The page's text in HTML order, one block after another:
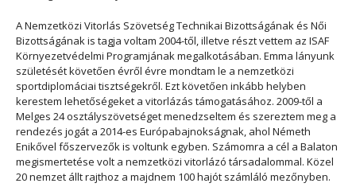
A Nemzetközi Vitorlás Szövetség Technikai Bizottságának és Női
Bizottságának is tagja voltam 2004-től, illetve részt vettem az ISAF
Környezetvédelmi Programjának megalkotásában. Emma lányunk
születését követően évről évre mondtam le a nemzetközi
sportdiplomáciai tisztségekről. Ezt követően inkább helyben
kerestem lehetőségeket a vitorlázás támogatásához. 2009-től a
Melges 24 osztályszövetséget menedzseltem és szereztem meg a
rendezés jogát a 2014-es Európabajnokságnak, ahol Németh
Enikővel főszervezők is voltunk egyben. Számomra a cél a Balaton
megismertetése volt a nemzetközi vitorlázó társadalommal. Közel
20 nemzet állt rajthoz a majdnem 100 hajót számláló mezőnyben.